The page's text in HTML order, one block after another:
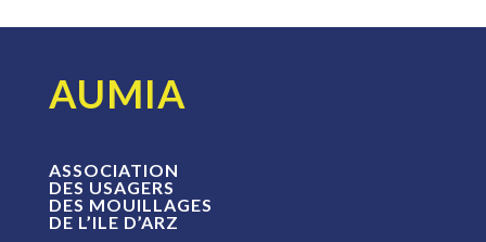
AUMIA
ASSOCIATION
DES USAGERS
DES MOUILLAGES
DE L’ILE D’ARZ